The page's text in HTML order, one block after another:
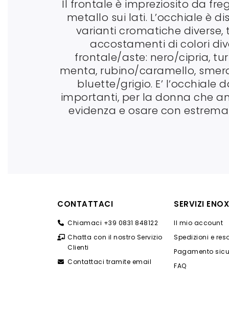
Il frontale è impreziosito da
metallo sui lati. L’occhiale è
varianti cromatiche diverse,
accostamenti di colori
frontale/aste: nero/cipria,
menta, rubino/caramello,
bluette/grigio. E’ l’occhiale
importanti, per la donna che
evidenza e osare con
CONTATTACI
Chiamaci +39 0831 848122
Chatta con il nostro Servizio
Clienti
Contattaci tramite email
SERVIZI ENOX
Il mio account
Spedizioni e
Pagamento
FAQ